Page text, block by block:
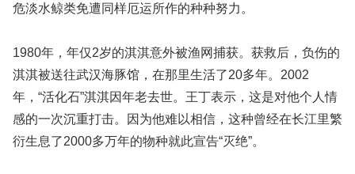
危淡水鲸类免遭同样厄运所作的种种努力。
1980年，年仅2岁的淇淇意外被渔网捕获。获救后，负伤的
淇淇被送往武汉海豚馆，在那里生活了20多年。2002
年，“活化石”淇淇因年老去世。王丁表示，这是对他个人情
感的一次沉重打击。因为他难以相信，这种曾经在长江里繁
衍生息了2000多万年的物种就此宣告“灭绝”。